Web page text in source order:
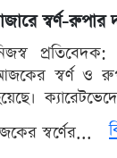
স্বর্ণ-
প্রতিবেদক:
স্বর্ণ ও
স্বর্ণের...